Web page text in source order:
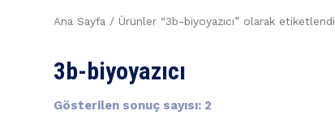
Ana Sayfa / Ürünler “3b-biyoyazıcı” olarak etiketlendi
3b-biyoyazıcı
Gösterilen sonuç sayısı: 2